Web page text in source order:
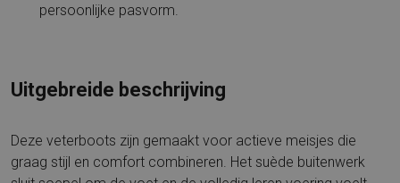
persoonlijke pasvorm.
Uitgebreide beschrijving
Deze veterboots zijn gemaakt voor actieve meisjes die
graag stijl en comfort combineren. Het suède buitenwerk